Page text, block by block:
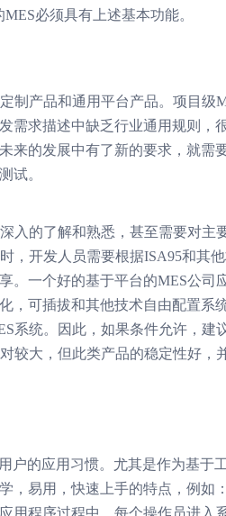
必须具有上述基本功能。
制产品和通用平台产品。项目级
需求描述中缺乏行业通用规则，
来的发展中有了新的要求，就需
试。
入的了解和熟悉，甚至需要对主
，开发人员需要根据ISA95和其
。一个好的基于平台的MES公司
，可插拔和其他技术自由配置系
系统。因此，如果条件允许，建
较大，但此类产品的稳定性好，
户的应用习惯。尤其是作为基于
，易用，快速上手的特点，例如